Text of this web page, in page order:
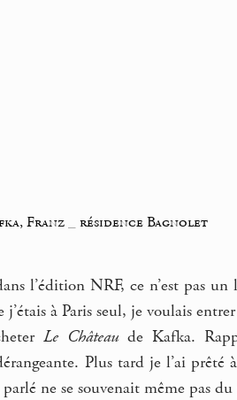
Franz _résidence Bagnolet
l’édition NRF, ce n’est pas
j’étais à Paris seul, je voulais
Le Châteaude Kafka.
Plus tard je l’ai
ne se souvenait même pas